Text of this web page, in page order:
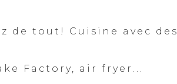
de tout! Cuisine avec des
Factory, air fryer...